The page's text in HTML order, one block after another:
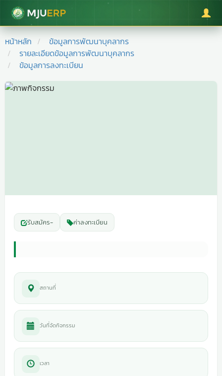
มหาวิทยาลัยแม่โจ้
หน้าหลัก
ข้อมูลการพัฒนาบุคลากร
รายละเอียดข้อมูลการพัฒนาบุคลากร
ข้อมูลการลงทะเบียน
รับสมัคร- ค่าลงทะเบียน
สถานที่
วันที่จัดกิจกรรม
เวลา